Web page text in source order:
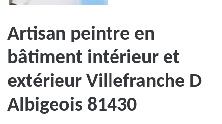
Artisan peintre en
bâtiment intérieur et
extérieur Villefranche D
Albigeois 81430